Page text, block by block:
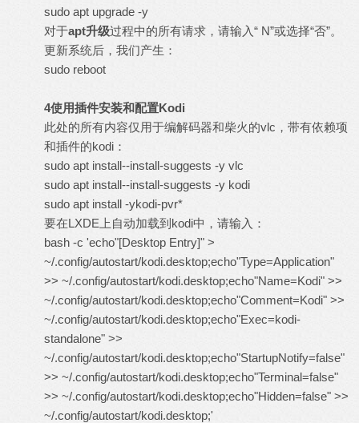
sudo apt upgrade -y
对于apt升级过程中的所有请求，请输入“ N”或选择“否”。
更新系统后，我们产生：
sudo reboot
4使用插件安装和配置Kodi
此处的所有内容仅用于编解码器和柴火的vlc，带有依赖项
和插件的kodi：
sudo apt install--install-suggests -y vlc
sudo apt install--install-suggests -y kodi
sudo apt install -ykodi-pvr*
要在LXDE上自动加载到kodi中，请输入：
bash -c 'echo"[Desktop Entry]" >
~/.config/autostart/kodi.desktop;echo"Type=Application"
>> ~/.config/autostart/kodi.desktop;echo"Name=Kodi" >>
~/.config/autostart/kodi.desktop;echo"Comment=Kodi" >>
~/.config/autostart/kodi.desktop;echo"Exec=kodi-
standalone" >>
~/.config/autostart/kodi.desktop;echo"StartupNotify=false"
>> ~/.config/autostart/kodi.desktop;echo"Terminal=false"
>> ~/.config/autostart/kodi.desktop;echo"Hidden=false" >>
~/.config/autostart/kodi.desktop;'